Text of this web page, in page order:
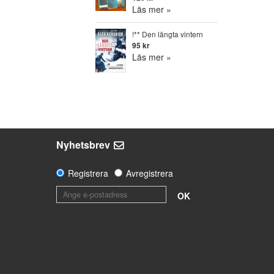
Läs mer »
!** Den längta vintern
95 kr
Läs mer »
Nyhetsbrev
Registrera
Avregistrera
OK